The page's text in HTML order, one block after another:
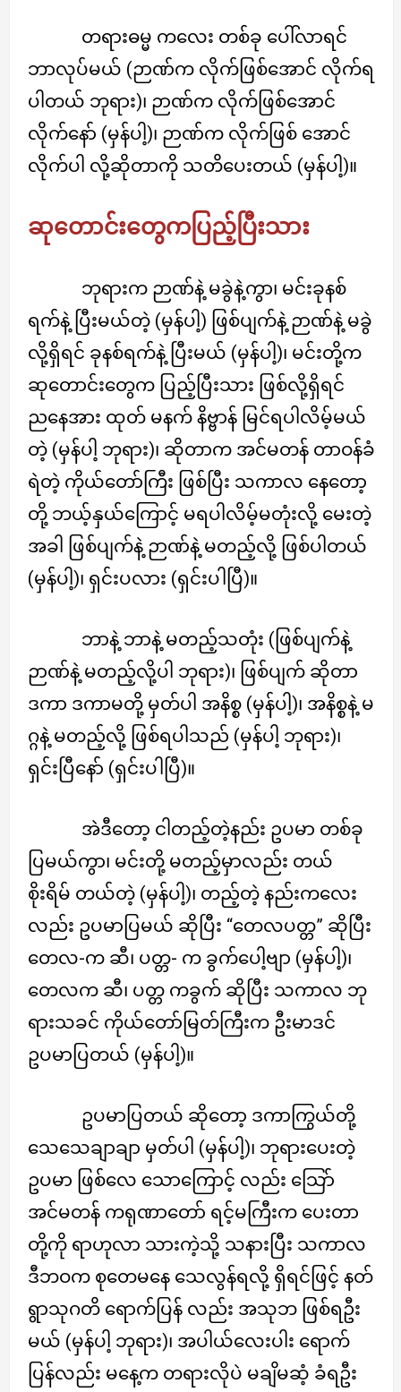
တရားဓမ္မ ကလေး တစ်ခု ပေါ်လာရင်
ဘာလုပ်မယ် (ဉာဏ်က လိုက်ဖြစ်အောင် လိုက်ရ
ပါတယ် ဘုရား)၊ ဉာဏ်က လိုက်ဖြစ်အောင်
လိုက်နော် (မှန်ပါ့)၊ ဉာဏ်က လိုက်ဖြစ် အောင်
လိုက်ပါ လို့ဆိုတာကို သတိပေးတယ် (မှန်ပါ့)။
ဆုတောင်းတွေကပြည့်ပြီးသား
ဘုရားက ဉာဏ်နဲ့ မခွဲနဲ့ကွာ၊ မင်းခုနစ်
ရက်နဲ့ ပြီးမယ်တဲ့ (မှန်ပါ့) ဖြစ်ပျက်နဲ့ ဉာဏ်နဲ့ မခွဲ
လို့ရှိရင် ခုနစ်ရက်နဲ့ ပြီးမယ် (မှန်ပါ့)၊ မင်းတို့က
ဆုတောင်းတွေက ပြည့်ပြီးသား ဖြစ်လို့ရှိရင်
ညနေအား ထုတ် မနက် နိဗ္ဗာန် မြင်ရပါလိမ့်မယ်
တဲ့ (မှန်ပါ့ ဘုရား)၊ ဆိုတာက အင်မတန် တာဝန်ခံ
ရဲတဲ့ ကိုယ်တော်ကြီး ဖြစ်ပြီး သကာလ နေတော့
တို့ ဘယ့်နှယ်ကြောင့် မရပါလိမ့်မတုံးလို့ မေးတဲ့
အခါ ဖြစ်ပျက်နဲ့ ဉာဏ်နဲ့ မတည့်လို့ ဖြစ်ပါတယ်
(မှန်ပါ့)၊ ရှင်းပလား (ရှင်းပါပြီ)။
ဘာနဲ့ ဘာနဲ့ မတည့်သတုံး (ဖြစ်ပျက်နဲ့
ဉာဏ်နဲ့ မတည့်လို့ပါ ဘုရား)၊ ဖြစ်ပျက် ဆိုတာ
ဒကာ ဒကာမတို့ မှတ်ပါ အနိစ္စ (မှန်ပါ့)၊ အနိစ္စနဲ့ မ
ဂ္ဂနဲ့ မတည့်လို့ ဖြစ်ရပါသည် (မှန်ပါ့ ဘုရား)၊
ရှင်းပြီနော် (ရှင်းပါပြီ)။
အဲဒီတော့ ငါတည့်တဲ့နည်း ဥပမာ တစ်ခု
ပြမယ်ကွာ၊ မင်းတို့ မတည့်မှာလည်း တယ်
စိုးရိမ် တယ်တဲ့ (မှန်ပါ့)၊ တည့်တဲ့ နည်းကလေး
လည်း ဥပမာပြမယ် ဆိုပြီး “တေလပတ္တ” ဆိုပြီး
တေလ-က ဆီ၊ ပတ္တ- က ခွက်ပေါ့ဗျာ (မှန်ပါ့)၊
တေလက ဆီ၊ ပတ္တ ကခွက် ဆိုပြီး သကာလ ဘု
ရားသခင် ကိုယ်တော်မြတ်ကြီးက ဦးမာဒင်
ဥပမာပြတယ် (မှန်ပါ့)။
ဥပမာပြတယ် ဆိုတော့ ဒကာကြွယ်တို့
သေသေချာချာ မှတ်ပါ (မှန်ပါ့)၊ ဘုရားပေးတဲ့
ဥပမာ ဖြစ်လေ သောကြောင့် လည်း သြော်
အင်မတန် ကရုဏာတော် ရင့်မကြီးက ပေးတာ
တို့ကို ရာဟုလာ သားကဲ့သို့ သနားပြီး သကာလ
ဒီဘဝက စုတေမနေ သေလွန်ရလို့ ရှိရင်ဖြင့် နတ်
ရွာသုဂတိ ရောက်ပြန် လည်း အသုဘ ဖြစ်ရဦး
မယ် (မှန်ပါ့ ဘုရား)၊ အပါယ်လေးပါး ရောက်
ပြန်လည်း မနေ့က တရားလိုပဲ မချိမဆံ့ ခံရဦး